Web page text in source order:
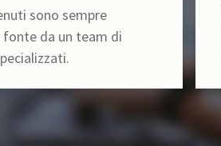
sono sempre
da un team di